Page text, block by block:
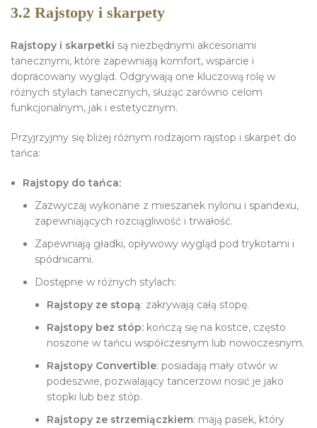
3.2 Rajstopy i skarpety
Rajstopy i skarpetki są niezbędnymi akcesoriami
tanecznymi, które zapewniają komfort, wsparcie i
dopracowany wygląd. Odgrywają one kluczową rolę w
różnych stylach tanecznych, służąc zarówno celom
funkcjonalnym, jak i estetycznym.
Przyjrzyjmy się bliżej różnym rodzajom rajstop i skarpet do
tańca:
Rajstopy do tańca:
Zazwyczaj wykonane z mieszanek nylonu i spandexu,
zapewniających rozciągliwość i trwałość.
Zapewniają gładki, opływowy wygląd pod trykotami i
spódnicami.
Dostępne w różnych stylach:
Rajstopy ze stopą: zakrywają całą stopę.
Rajstopy bez stóp: kończą się na kostce, często
noszone w tańcu współczesnym lub nowoczesnym.
Rajstopy Convertible: posiadają mały otwór w
podeszwie, pozwalający tancerzowi nosić je jako
stopki lub bez stóp.
Rajstopy ze strzemiączkiem: mają pasek, który